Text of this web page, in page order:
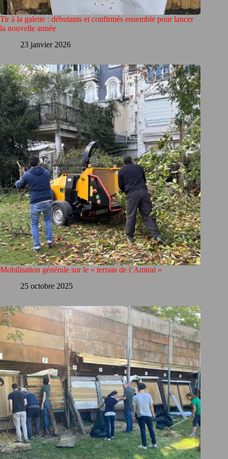
Tir à la galette : débutants et confirmés ensemble pour lancer
la nouvelle année
23 janvier 2026
Mobilisation générale sur le « terrain de l’Amiral »
25 octobre 2025